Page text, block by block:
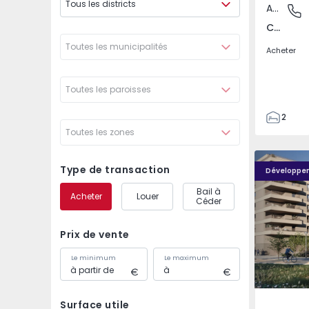
Tous les districts
Toutes les municipalités
Toutes les paroisses
Toutes les zones
Type de transaction
Acheter Louer
Bail à
Céder
Prix de vente
Le minimum Le maximum
Surface utile
Covilhã
Appartement
Covilhã e Canhoso, Castelo Branco
Acheter
2
85
85
0
4
PLENO